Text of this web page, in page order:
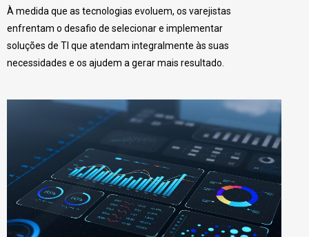
À medida que as tecnologias evoluem, os varejistas
enfrentam o desafio de selecionar e implementar
soluções de TI que atendam integralmente às suas
necessidades e os ajudem a gerar mais resultado.